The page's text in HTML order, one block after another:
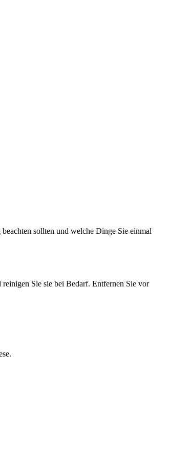
sollten und welche Dinge Sie einmal
Sie sie bei Bedarf. Entfernen Sie vor